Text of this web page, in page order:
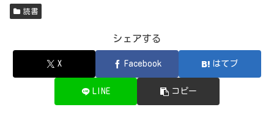
読書
シェアする
X Facebook はてブ
LINE コピー